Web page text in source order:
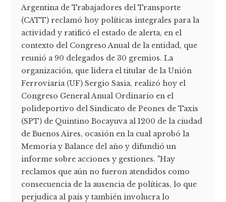
Argentina de Trabajadores del Transporte
(CATT) reclamó hoy políticas integrales para la
actividad y ratificó el estado de alerta, en el
contexto del Congreso Anual de la entidad, que
reunió a 90 delegados de 30 gremios. La
organización, que lidera el titular de la Unión
Ferroviaria (UF) Sergio Sasia, realizó hoy el
Congreso General Anual Ordinario en el
polideportivo del Sindicato de Peones de Taxis
(SPT) de Quintino Bocayuva al 1200 de la ciudad
de Buenos Aires, ocasión en la cual aprobó la
Memoria y Balance del año y difundió un
informe sobre acciones y gestiones. "Hay
reclamos que aún no fueron atendidos como
consecuencia de la ausencia de políticas, lo que
perjudica al país y también involucra lo